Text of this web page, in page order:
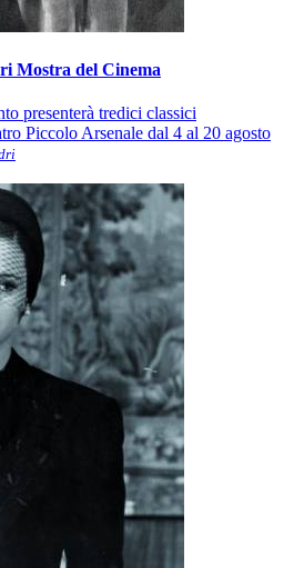
Mostra del Cinema
presenterà tredici classici
Piccolo Arsenale dal 4 al 20 agosto